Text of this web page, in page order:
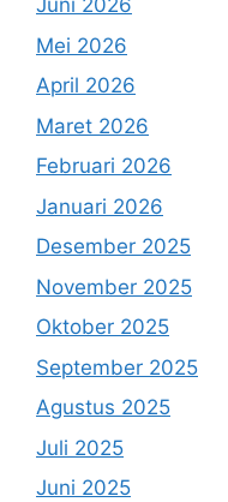
Juni 2026
Mei 2026
April 2026
Maret 2026
Februari 2026
Januari 2026
Desember 2025
November 2025
Oktober 2025
September 2025
Agustus 2025
Juli 2025
Juni 2025